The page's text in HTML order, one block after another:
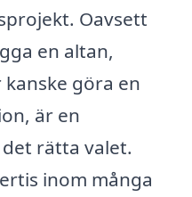
Oavsett
en altan,
göra en
är en
rätta valet.
inom många